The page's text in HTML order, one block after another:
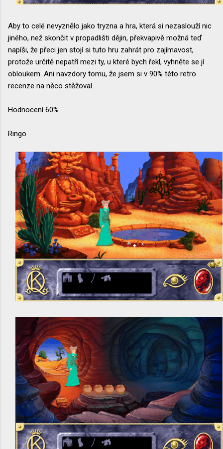
Aby to celé nevyznělo jako tryzna a hra, která si nezaslouží nic
jiného, než skončit v propadlišti dějin, překvapivě možná teď
napíši, že přeci jen stojí si tuto hru zahrát pro zajímavost,
protože určitě nepatří mezi ty, u které bych řekl, vyhněte se jí
obloukem. Ani navzdory tomu, že jsem si v 90% této retro
recenze na něco stěžoval.
Hodnocení 60%
Ringo